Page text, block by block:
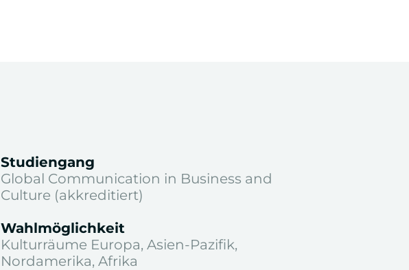
Studiengang
Global Communication in Business and
Culture (akkreditiert)
Wahlmöglichkeit
Kulturräume Europa, Asien-Pazifik,
Nordamerika, Afrika